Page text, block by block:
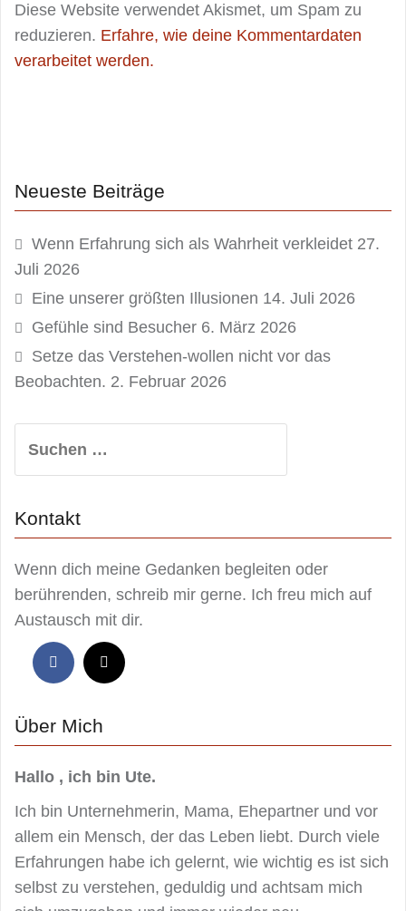
Diese Website verwendet Akismet, um Spam zu
reduzieren. Erfahre, wie deine Kommentardaten
verarbeitet werden.
Neueste Beiträge
Wenn Erfahrung sich als Wahrheit verkleidet 27.
Juli 2026
Eine unserer größten Illusionen 14. Juli 2026
Gefühle sind Besucher 6. März 2026
Setze das Verstehen-wollen nicht vor das
Beobachten. 2. Februar 2026
nach:
Kontakt
Wenn dich meine Gedanken begleiten oder
berührenden, schreib mir gerne. Ich freu mich auf
Austausch mit dir.
Über Mich
Hallo , ich bin Ute.
Ich bin Unternehmerin, Mama, Ehepartner und vor
allem ein Mensch, der das Leben liebt. Durch viele
Erfahrungen habe ich gelernt, wie wichtig es ist sich
selbst zu verstehen, geduldig und achtsam mich